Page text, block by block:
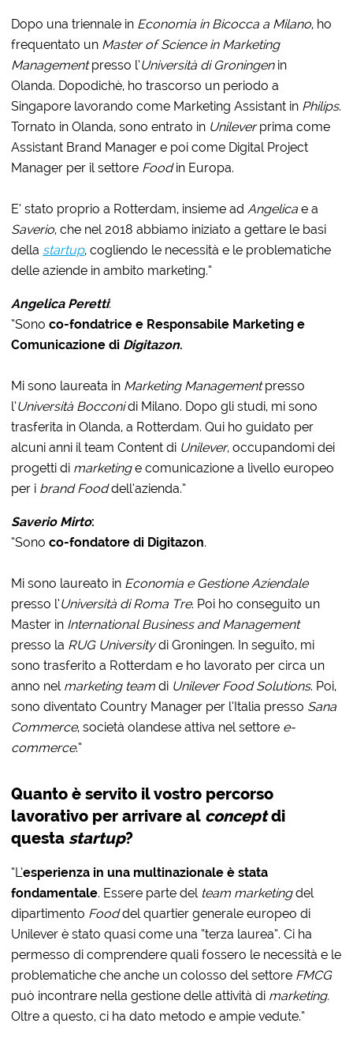
Dopo una triennale in Economia in Bicocca a Milano, ho
frequentato un Master of Science in Marketing
Managementpresso l’Università di Groningenin
Olanda. Dopodichè, ho trascorso un periodo a
Singapore lavorando come Marketing Assistant in Philips.
Tornato in Olanda, sono entrato in Unileverprima come
Assistant Brand Manager e poi come Digital Project
Manager per il settore Foodin Europa.
E’ stato proprio a Rotterdam, insieme adAngelica e a
Saverio, che nel 2018 abbiamo iniziato a gettare le basi
della startup, cogliendo le necessità e le problematiche
delle aziende in ambito marketing.”
Angelica Peretti:
“Sonoco-fondatrice e Responsabile Marketing e
Comunicazione di Digitazon.
Mi sono laureata in Marketing Managementpresso
l’Università Bocconidi Milano. Dopo gli studi, mi sono
trasferita in Olanda, a Rotterdam. Qui ho guidato per
alcuni anni il team Content di Unilever, occupandomi dei
progetti di marketinge comunicazione a livello europeo
per i brand Fooddell’azienda.”
Saverio Mirto:
“Sonoco-fondatore di Digitazon.
Mi sono laureato in Economia e Gestione Aziendale
presso l’Università di Roma Tre. Poi ho conseguito un
Master in International Business and Management
presso la RUG Universitydi Groningen. In seguito, mi
sono trasferito a Rotterdam e ho lavorato per circa un
anno nel marketing team di Unilever Food Solutions. Poi,
sono diventato Country Manager per l’Italia presso Sana
Commerce, società olandese attiva nel settore e-
commerce.”
Quanto è servito il vostro percorso
lavorativo per arrivare al conceptdi
questastartup?
“L’esperienza in una multinazionale è stata
fondamentale. Essere parte del team marketingdel
dipartimento Fooddel quartier generale europeo di
Unilever è stato quasi come una “terza laurea”. Ci ha
permesso di comprendere quali fossero le necessità e le
problematiche che anche un colosso del settore FMCG
può incontrare nella gestione delle attività di marketing.
Oltre a questo, ci ha dato metodo e ampie vedute.”